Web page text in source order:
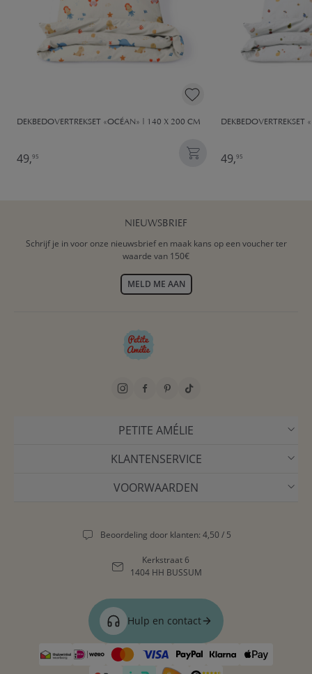
DEKBEDOVERTREKSET «OCÉAN» | 140 X 200 CM
49,95 49,95
NIEUWSBRIEF
Schrijf je in voor onze nieuwsbrief en maak kans op een voucher ter
waarde van 150€
MELD ME AAN
PETITE AMÉLIE
KLANTENSERVICE
VOORWAARDEN
Beoordeling door klanten: 4,50 / 5
Kerkstraat 6
1404 HH BUSSUM
Hulp en contact